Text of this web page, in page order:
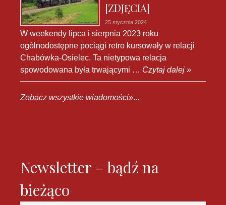
[ZDJĘCIA]
25 stycznia 2024
W weekendy lipca i sierpnia 2023 roku
ogólnodostępne pociągi retro kursowały w relacji
Chabówka-Osielec. Ta nietypowa relacja
spowodowana była trwającymi … Czytaj dalej »
Zobacz wszystkie wiadomości»...
Newsletter – bądź na
bieżąco